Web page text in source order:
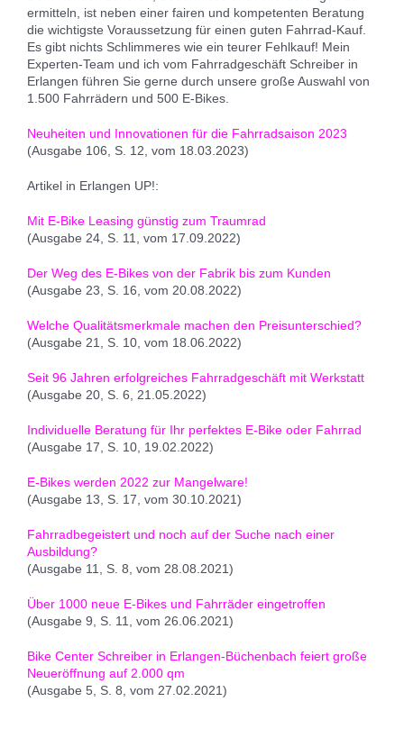
ermitteln, ist neben einer fairen und kompetenten Beratung
die wichtigste Voraussetzung für einen guten Fahrrad-Kauf.
Es gibt nichts Schlimmeres wie ein teurer Fehlkauf! Mein
Experten-Team und ich vom Fahrradgeschäft Schreiber in
Erlangen führen Sie gerne durch unsere große Auswahl von
1.500 Fahrrädern und 500 E-Bikes.
Neuheiten und Innovationen für die Fahrradsaison 2023
(Ausgabe 106, S. 12, vom 18.03.2023)
Artikel in Erlangen UP!:
Mit E-Bike Leasing günstig zum Traumrad
(Ausgabe 24, S. 11, vom 17.09.2022)
Der Weg des E-Bikes von der Fabrik bis zum Kunden
(Ausgabe 23, S. 16, vom 20.08.2022)
Welche Qualitätsmerkmale machen den Preisunterschied?
(Ausgabe 21, S. 10, vom 18.06.2022)
Seit 96 Jahren erfolgreiches Fahrradgeschäft mit Werkstatt
(Ausgabe 20, S. 6, 21.05.2022)
Individuelle Beratung für Ihr perfektes E-Bike oder Fahrrad
(Ausgabe 17, S. 10, 19.02.2022)
E-Bikes werden 2022 zur Mangelware!
(Ausgabe 13, S. 17, vom 30.10.2021)
Fahrradbegeistert und noch auf der Suche nach einer
Ausbildung?
(Ausgabe 11, S. 8, vom 28.08.2021)
Über 1000 neue E-Bikes und Fahrräder eingetroffen
(Ausgabe 9, S. 11, vom 26.06.2021)
Bike Center Schreiber in Erlangen-Büchenbach feiert große
Neueröffnung auf 2.000 qm
(Ausgabe 5, S. 8, vom 27.02.2021)